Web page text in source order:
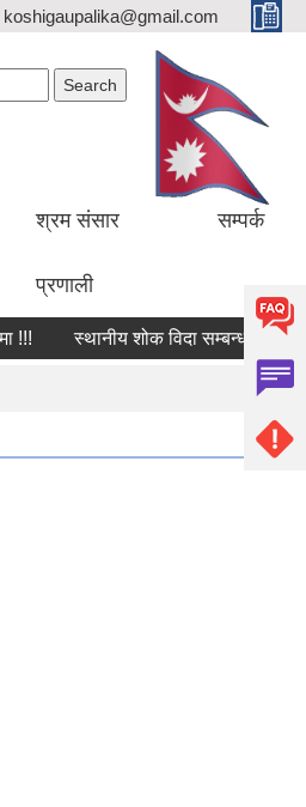
koshigaupalika@gmail.com
श्रम संसार
प्रणाली
सम्पर्क
स्थानीय शोक विदा सम्बन्धमा !!!